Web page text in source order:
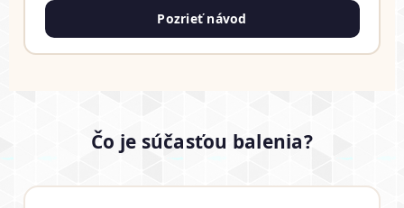
Pozrieť návod
Čo je súčasťou balenia?